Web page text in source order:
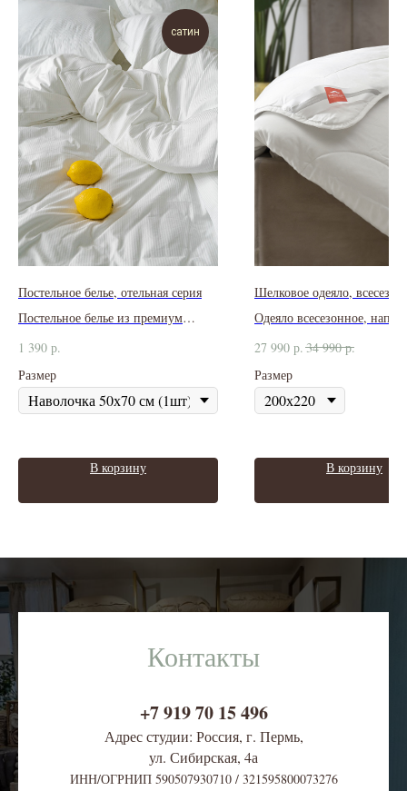
сатин
Постельное белье, отельная серия
Постельное белье из премиум
1 390 р.
Размер
В корзину
Шелковое одеяло,
Одеяло всесезонное,
эвкалиптового дерева
27 990 р. 34 990 р.
Размер
В корзину
Контакты
+7 919 70 15 496
Адрес студии: Россия, г. Пермь,
ул. Сибирская, 4а
ИНН/ОГРНИП 590507930710 / 321595800073276